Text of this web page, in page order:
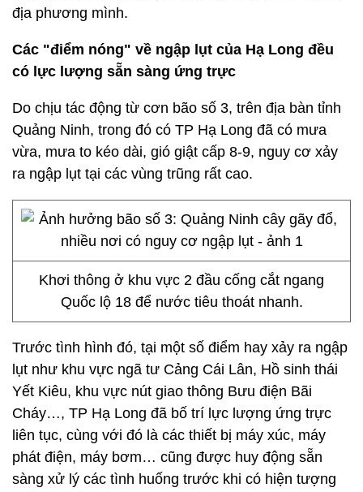
địa phương mình.
Các "điểm nóng" về ngập lụt của Hạ Long đều
có lực lượng sẵn sàng ứng trực
Do chịu tác động từ cơn bão số 3, trên địa bàn tỉnh
Quảng Ninh, trong đó có TP Hạ Long đã có mưa
vừa, mưa to kéo dài, gió giật cấp 8-9, nguy cơ xảy
ra ngập lụt tại các vùng trũng rất cao.
Khơi thông ở khu vực 2 đầu cống cắt ngang
Quốc lộ 18 để nước tiêu thoát nhanh.
Trước tình hình đó, tại một số điểm hay xảy ra ngập
lụt như khu vực ngã tư Cảng Cái Lân, Hồ sinh thái
Yết Kiêu, khu vực nút giao thông Bưu điện Bãi
Cháy…, TP Hạ Long đã bố trí lực lượng ứng trực
liên tục, cùng với đó là các thiết bị máy xúc, máy
phát điện, máy bơm… cũng được huy động sẵn
sàng xử lý các tình huống trước khi có hiện tượng